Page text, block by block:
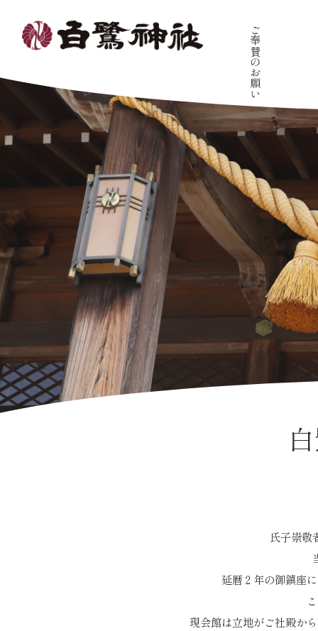
ご奉賛のお願い
氏子崇敬
延暦２年の御鎮座
現会館は立地がご社殿か